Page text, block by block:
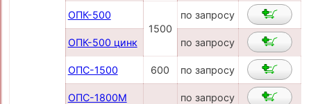
ОПК-500
1500
по запросу
ОПК-500 цинк по запросу
ОПС-1500 600 по запросу
ОПС-1800М по запросу